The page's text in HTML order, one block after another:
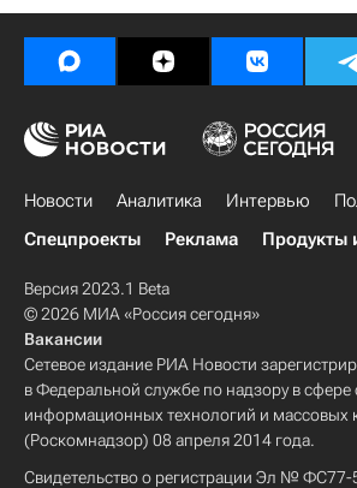
Новости Аналитика Интервью
Спецпроекты
Реклама Продукты
Версия 2023.1 Beta
© 2026 МИА «Россия сегодня»
Вакансии
Сетевое издание РИА Новости
в Федеральной службе по надзору в сфере
информационных технологий и массовых
(Роскомнадзор) 08 апреля 2014 года.
Свидетельство о регистрации Эл № ФС77-